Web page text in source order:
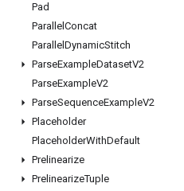
Pad
Parallel Concat
Parallel DynamicStitch
ParseExampleDatasetV2
ParseExampleV2
ParseSequenceExampleV2
Placeholder
PlaceholderWithDefault
Prelinearize
PrelinearizeTuple